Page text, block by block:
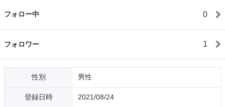
フォロー中 0
フォロワー 1
性別 男性
登録日時 2021/08/24